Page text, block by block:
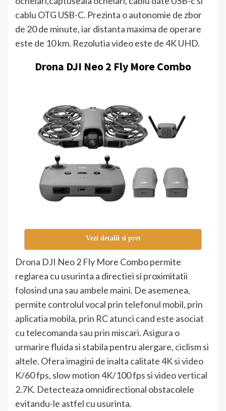
cablu OTG USB-C. Prezinta o autonomie de zbor
de 20 de minute, iar distanta maxima de operare
este de 10 km. Rezolutia video este de 4K UHD.
Drona DJI Neo 2 Fly More Combo
Vezi detalii si pret
Drona DJI Neo 2 Fly More Combo permite
reglarea cu usurinta a directiei si proximitatii
folosind una sau ambele maini. De asemenea,
permite controlul vocal prin telefonul mobil, prin
aplicatia mobila, prin RC atunci cand este asociat
cu telecomanda sau prin miscari. Asigura o
urmarire fluida si stabila pentru alergare, ciclism si
altele. Ofera imagini de inalta calitate 4K si video
K/60 fps, slow motion 4K/100 fps si video vertical
2.7K. Detecteaza omnidirectional obstacolele
evitandu-le astfel cu usurinta.